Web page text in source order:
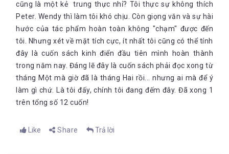
cũng là một kẻ trung thực nhỉ? Tôi thực sự không thích
Peter. Wendy thì làm tôi khó chịu. Còn giọng văn và sự hài
hước của tác phẩm hoàn toàn không "chạm" được đến
tôi. Nhưng xét về mặt tích cực, ít nhất tôi cũng có thể tính
đây là cuốn sách kinh điển đầu tiên mình hoàn thành
trong năm nay. Đáng lẽ đây là cuốn sách phải đọc xong từ
tháng Một mà giờ đã là tháng Hai rồi... nhưng ai mà để ý
làm gì chứ. Là tôi đấy, chính tôi đang đếm đây. Đã xong 1
trên tổng số 12 cuốn!
Like Share Trả lời